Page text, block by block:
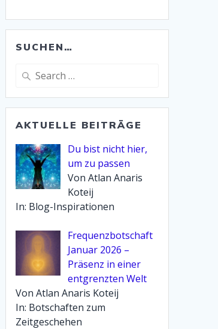
SUCHEN…
Search
AKTUELLE BEITRÄGE
Du bist nicht hier,
um zu passen
Von Atlan Anaris
Koteij
In: Blog-Inspirationen
Frequenzbotschaft
Januar 2026 –
Präsenz in einer
entgrenzten Welt
Von Atlan Anaris Koteij
In: Botschaften zum
Zeitgeschehen